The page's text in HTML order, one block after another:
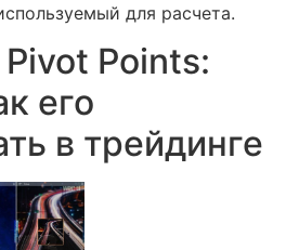
для расчета.
Points:
его
в трейдинге